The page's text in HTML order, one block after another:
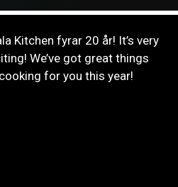
Kitchen fyrar 20 år! It’s very
We’ve got great things
cooking for you this year!